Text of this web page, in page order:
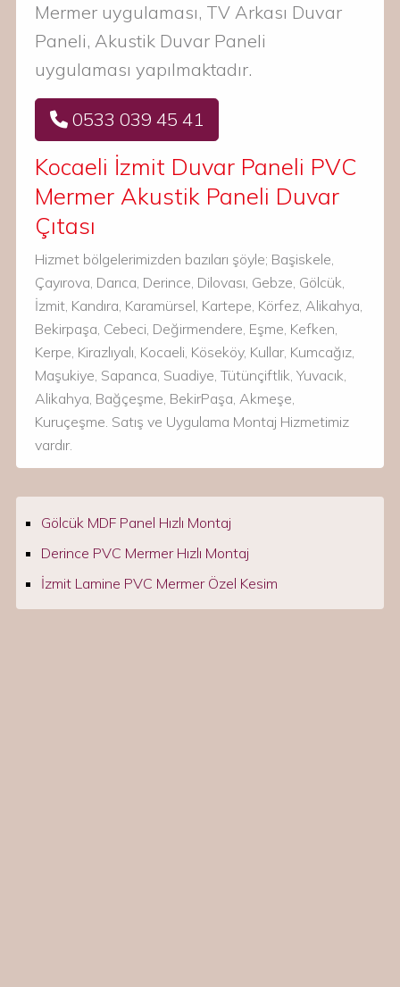
Mermer uygulaması, TV Arkası Duvar
Paneli, Akustik Duvar Paneli
uygulaması yapılmaktadır.
0533 039 45 41
Kocaeli İzmit Duvar Paneli PVC
Mermer Akustik Paneli Duvar
Çıtası
Hizmet bölgelerimizden bazıları şöyle; Başiskele,
Çayırova, Darıca, Derince, Dilovası, Gebze, Gölcük,
İzmit, Kandıra, Karamürsel, Kartepe, Körfez, Alikahya,
Bekirpaşa, Cebeci, Değirmendere, Eşme, Kefken,
Kerpe, Kirazlıyalı, Kocaeli, Köseköy, Kullar, Kumcağız,
Maşukiye, Sapanca, Suadiye, Tütünçiftlik, Yuvacık,
Alikahya, Bağçeşme, BekirPaşa, Akmeşe,
Kuruçeşme. Satış ve Uygulama Montaj Hizmetimiz
vardır.
Gölcük MDF Panel Hızlı Montaj
Derince PVC Mermer Hızlı Montaj
İzmit Lamine PVC Mermer Özel Kesim